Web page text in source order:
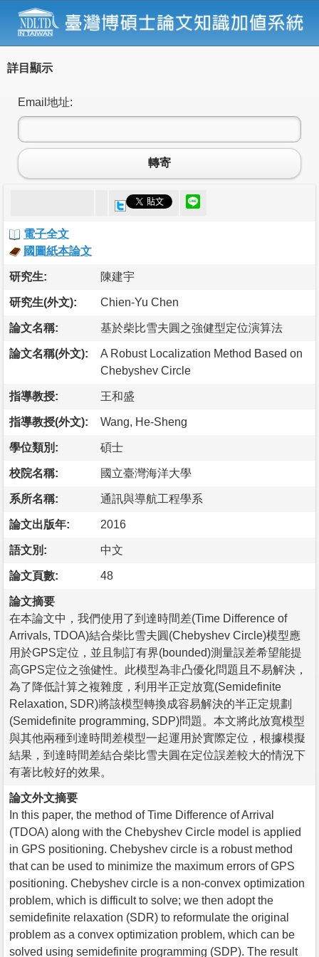
詳目顯示
Email地址:
轉寄
電子全文
國圖紙本論文
研究生: 陳建宇
研究生(外文): Chien-Yu Chen
論文名稱: 基於柴比雪夫圓之強健型定位演算法
論文名稱(外文):
A Robust Localization Method Based on
Chebyshev Circle
指導教授: 王和盛
指導教授(外文): Wang, He-Sheng
學位類別: 碩士
校院名稱: 國立臺灣海洋大學
系所名稱: 通訊與導航工程學系
論文出版年: 2016
語文別: 中文
論文頁數: 48
論文摘要
在本論文中，我們使用了到達時間差(Time Difference of
Arrivals, TDOA)結合柴比雪夫圓(Chebyshev Circle)模型應
用於GPS定位，並且制訂有界(bounded)測量誤差希望能提
高GPS定位之強健性。此模型為非凸優化問題且不易解決，
為了降低計算之複雜度，利用半正定放寬(Semidefinite
Relaxation, SDR)將該模型轉換成容易解決的半正定規劃
(Semidefinite programming, SDP)問題。本文將此放寬模型
與其他兩種到達時間差模型一起運用於實際定位，根據模擬
結果，到達時間差結合柴比雪夫圓在定位誤差較大的情況下
有著比較好的效果。
論文外文摘要
In this paper, the method of Time Difference of Arrival
(TDOA) along with the Chebyshev Circle model is applied
in GPS positioning. Chebyshev circle is a robust method
that can be used to minimize the maximum errors of GPS
positioning. Chebyshev circle is a non-convex optimization
problem, which is difficult to solve; we then adopt the
semidefinite relaxation (SDR) to reformulate the original
problem as a convex optimization problem, which can be
solved using semidefinite programming (SDP). The result